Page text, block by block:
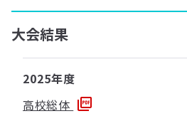
大会結果
2025年度
高校総体